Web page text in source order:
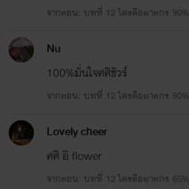
จากตอน: บทที่ 12 ใครคือฆาตกร 90%
Nu
100%มั่นใจศศิชัวร์
จากตอน: บทที่ 12 ใครคือฆาตกร 90%
Lovely cheer
ศศิ อิ flower
จากตอน: บทที่ 12 ใครคือฆาตกร 65%